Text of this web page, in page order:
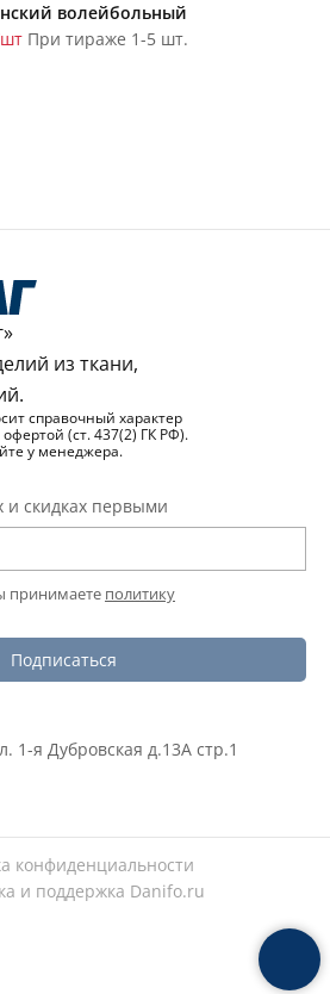
волейбольный
При тираже 1-5 шт.
из ткани,
справочный характер
(ст. 437(2) ГК РФ).
у менеджера.
и скидках первыми
принимаете политику
Подписаться
1-я Дубровская д.13А стр.1
конфиденциальности
и поддержка Danifo.ru